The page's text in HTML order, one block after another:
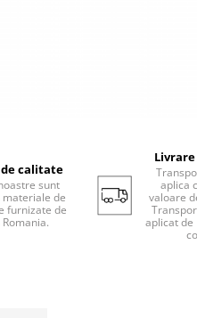
calitate
sunt
de
furnizate de
aplica
valoare
aplicat de